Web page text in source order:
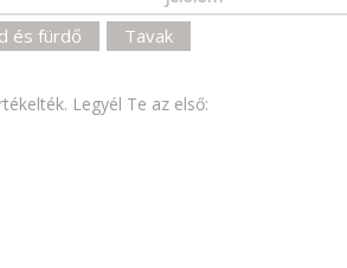
és fürdő Tavak
Legyél Te az első: